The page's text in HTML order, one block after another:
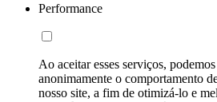
Performance
Ao aceitar esses serviços,
anonimamente o comportamento
nosso site, a fim de otimizá-lo e